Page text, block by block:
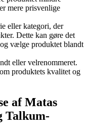
mere prisvenlige
eller kategori, der
Dette kan gøre det
vælge produktet blandt
eller velrenommeret.
produktets kvalitet og
af Matas
Talkum-